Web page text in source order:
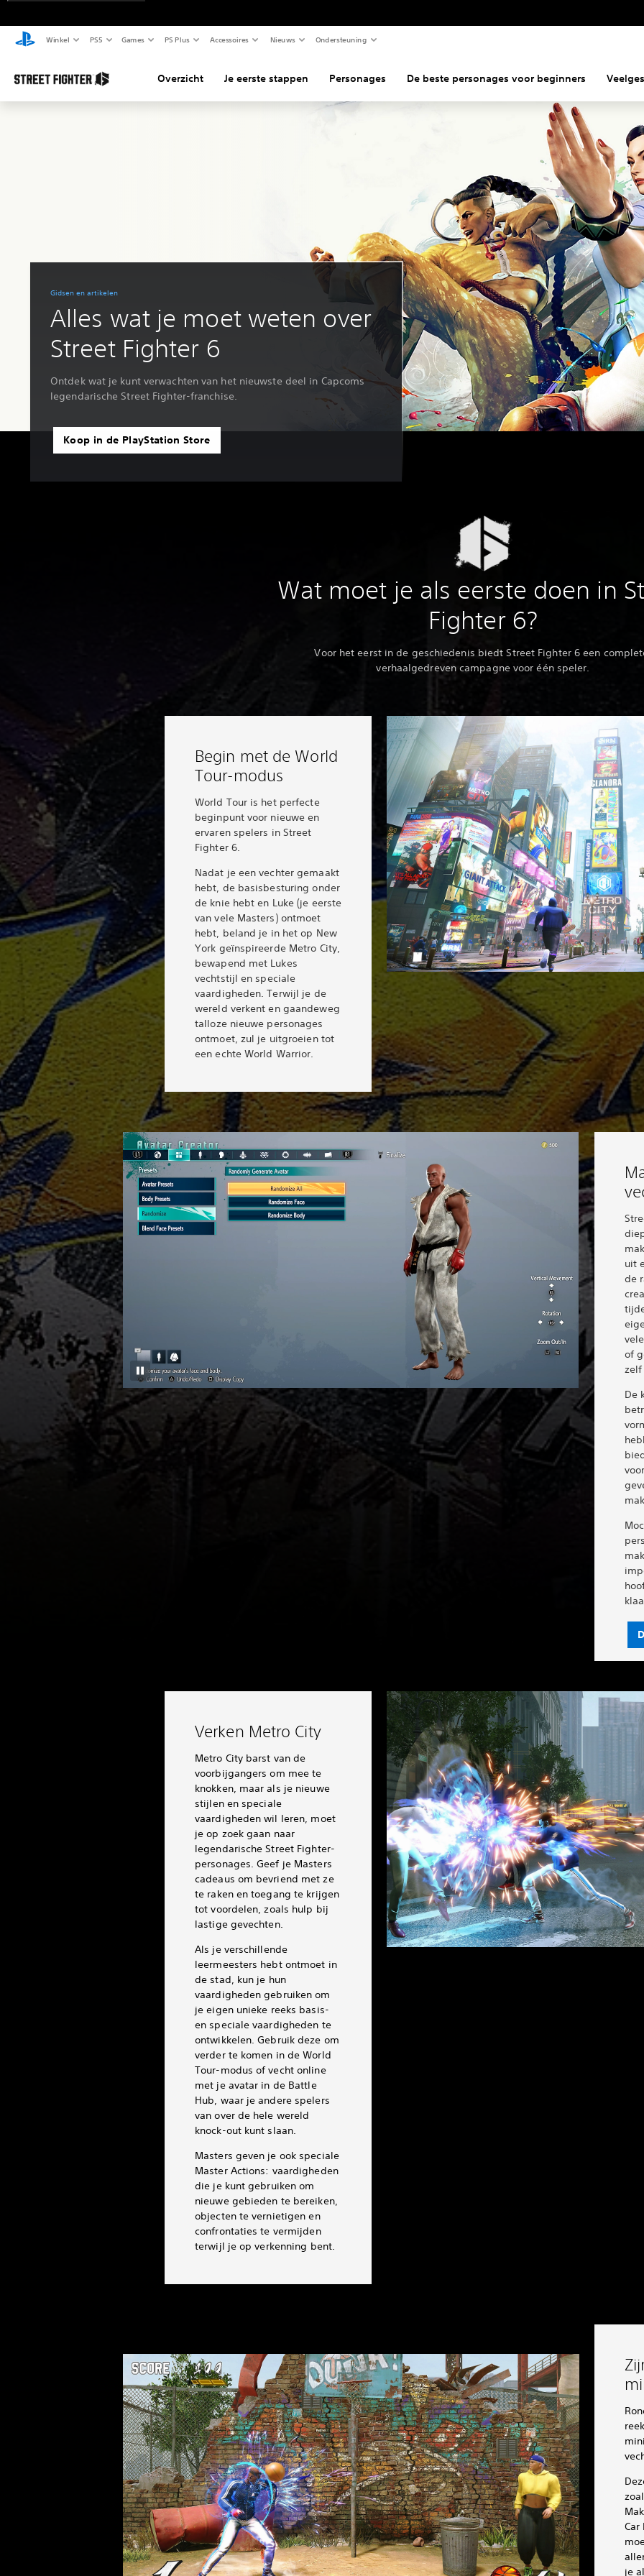
Winkel PS5 Games PS Plus Accessoires Nieuws Ondersteuning
Overzicht Je eerste stappen Personages De beste personages voor beginners
Gidsen en artikelen
Alles wat je moet weten over
Street Fighter 6
Ontdek wat je kunt verwachten van het nieuwste deel in Capcoms
legendarische Street Fighter-franchise.
Koop in de PlayStation Store
Wat moet je als eerste doen in
Fighter 6?
Voor het eerst in de geschiedenis biedt Street Fighter 6 een
verhaalgedreven campagne voor één speler.
Begin met de World
Tour-modus
World Tour is het perfecte
beginpunt voor nieuwe en
ervaren spelers in Street
Fighter 6.
Nadat je een vechter gemaakt
hebt, de basisbesturing onder
de knie hebt en Luke (je eerste
van vele Masters) ontmoet
hebt, beland je in het op New
York geïnspireerde Metro City,
bewapend met Lukes
vechtstijl en speciale
vaardigheden. Terwijl je de
wereld verkent en gaandeweg
talloze nieuwe personages
ontmoet, zul je uitgroeien tot
een echte World Warrior.
uit
de
of
De
Verken Metro City
Metro City barst van de
voorbijgangers om mee te
knokken, maar als je nieuwe
stijlen en speciale
vaardigheden wil leren, moet
je op zoek gaan naar
legendarische Street Fighter-
personages. Geef je Masters
cadeaus om bevriend met ze
te raken en toegang te krijgen
tot voordelen, zoals hulp bij
lastige gevechten.
Als je verschillende
leermeesters hebt ontmoet in
de stad, kun je hun
vaardigheden gebruiken om
je eigen unieke reeks basis-
en speciale vaardigheden te
ontwikkelen. Gebruik deze om
verder te komen in de World
Tour-modus of vecht online
met je avatar in de Battle
Hub, waar je andere spelers
van over de hele wereld
knock-out kunt slaan.
Masters geven je ook speciale
Master Actions: vaardigheden
die je kunt gebruiken om
nieuwe gebieden te bereiken,
objecten te vernietigen en
confrontaties te vermijden
terwijl je op verkenning bent.
Car
je